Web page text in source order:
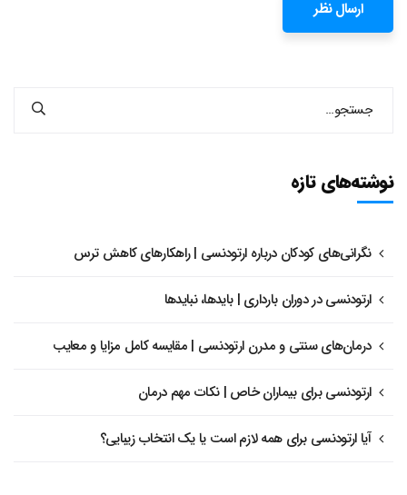
نوشته‌های تازه
نگرانی‌های کودکان درباره ارتودنسی | راهکارهای کاهش ترس
ارتودنسی در دوران بارداری | بایدها، نبایدها
درمان‌های سنتی و مدرن ارتودنسی | مقایسه کامل مزایا و معایب
ارتودنسی برای بیماران خاص | نکات مهم درمان
آیا ارتودنسی برای همه لازم است یا یک انتخاب زیبایی؟